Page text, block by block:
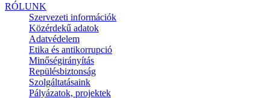
RÓLUNK
Szervezeti információk
Közérdekű adatok
Adatvédelem
Etika és antikorrupció
Minőségirányítás
Repülésbiztonság
Szolgáltatásaink
Pályázatok, projektek